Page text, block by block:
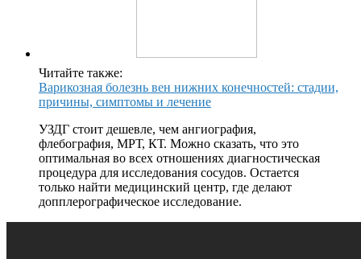
Читайте также:
Варикозная болезнь вен нижних конечностей: стадии,
причины, симптомы и лечение
УЗДГ стоит дешевле, чем ангиография,
флебография, МРТ, КТ. Можно сказать, что это
оптимальная во всех отношениях диагностическая
процедура для исследования сосудов. Остается
только найти медицинский центр, где делают
допплерографическое исследование.